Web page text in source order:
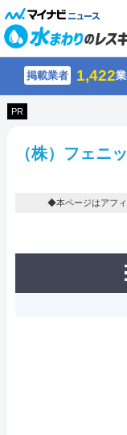
掲載業者 1,422
PR
（株）フェニ
◆本ページはアフィ